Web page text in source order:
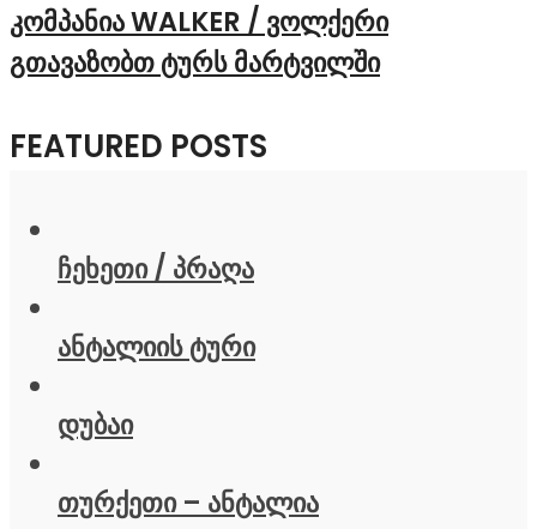
კომპანია WALKER / ვოლქერი
გთავაზობთ ტურს მარტვილში
FEATURED POSTS
ჩეხეთი / პრაღა
ანტალიის ტური
დუბაი
თურქეთი – ანტალია